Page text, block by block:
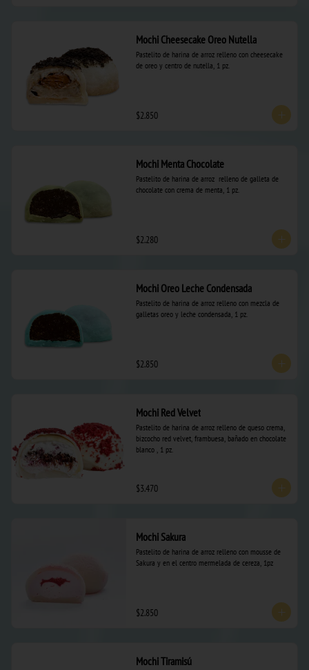
Mochi Cheesecake Oreo Nutella
Pastelito de harina de arroz relleno con cheesecake
de oreo y centro de nutella, 1 pz.
$2.850
Mochi Menta Chocolate
Pastelito de harina de arroz  relleno de galleta de
chocolate con crema de menta, 1 pz.
$2.280
Mochi Oreo Leche Condensada
Pastelito de harina de arroz relleno con mezcla de
galletas oreo y leche condensada, 1 pz.
$2.850
Mochi Red Velvet
Pastelito de harina de arroz relleno de queso crema,
bizcocho red velvet, frambuesa, bañado en chocolate
blanco , 1 pz.
$3.470
Mochi Sakura
Pastelito de harina de arroz relleno con mousse de
Sakura y en el centro mermelada de cereza, 1pz
$2.850
Mochi Tiramisú